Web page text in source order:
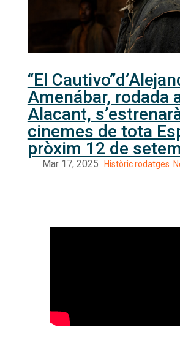
“El
Amenábar, rodada
Alacant,
cinemes de tota
pròxim 12 de